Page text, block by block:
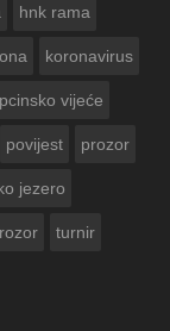
hnk rama
koronavirus
vijeće
povijest prozor
jezero
turnir